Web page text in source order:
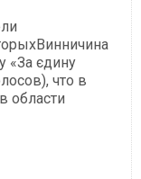
«За єдину
что в
области